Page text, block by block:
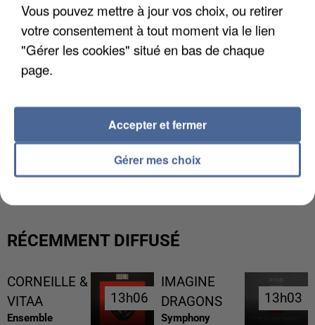
UNE TOURISTE DE L’OISE EMPORTÉE PAR UNE
COULÉE DE BOUE EN HAUTE-SAVOIE
RÉCEMMENT DIFFUSÉ
CORNEILLE &
VITAA
Ensemble
13h06
13h06
IMAGINE
DRAGONS
Symphony
13h03
13h03
Vous pouvez mettre à jour vos choix, ou retirer
votre consentement à tout moment via le lien
"Gérer les cookies" situé en bas de chaque
page.
Gérer mes choix
Accepter et fermer